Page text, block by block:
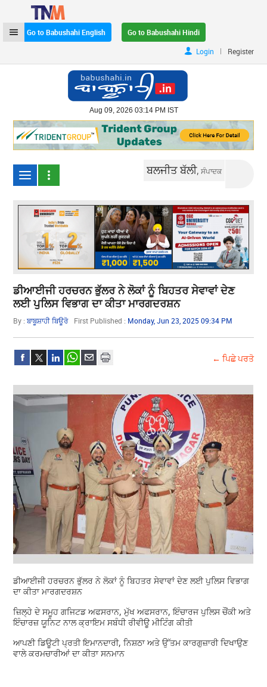
Go to Babushahi English
Go to Babushahi Hindi
Login
| Register
Aug 09, 2026 03:14 PM IST
ਬਲਜੀਤ ਬੱਲੀ,ਸੰਪਾਦਕ
ਡੀਆਈਜੀ ਹਰਚਰਨ ਭੁੱਲਰ ਨੇ ਲੋਕਾਂ ਨੂੰ ਬਿਹਤਰ ਸੇਵਾਵਾਂ ਦੇਣ
ਲਈ ਪੁਲਿਸ ਵਿਭਾਗ ਦਾ ਕੀਤਾ ਮਾਰਗਦਰਸ਼ਨ
By :ਬਾਬੂਸ਼ਾਹੀ ਬਿਊਰੋ First Published : Monday, Jun 23, 2025 09:34 PM
← ਪਿਛੇ ਪਰਤੋ
ਡੀਆਈਜੀ ਹਰਚਰਨ ਭੁੱਲਰ ਨੇ ਲੋਕਾਂ ਨੂੰ ਬਿਹਤਰ ਸੇਵਾਵਾਂ ਦੇਣ ਲਈ ਪੁਲਿਸ ਵਿਭਾਗ
ਦਾ ਕੀਤਾ ਮਾਰਗਦਰਸ਼ਨ
ਜ਼ਿਲ੍ਹੇ ਦੇ ਸਮੂਹ ਗਜਿਟਡ ਅਫਸਰਾਨ, ਮੁੱਖ ਅਫਸਰਾਨ, ਇੰਚਾਰਜ ਪੁਲਿਸ ਚੌਂਕੀ ਅਤੇ
ਇੰਚਾਰਜ਼ ਯੂਨਿਟ ਨਾਲ ਕ੍ਰਾਇਮ ਸਬੰਧੀ ਰੀਵੀਊ ਮੀਟਿੰਗ ਕੀਤੀ
ਆਪਣੀ ਡਿਊਟੀ ਪ੍ਰਤੀ ਇਮਾਨਦਾਰੀ, ਨਿਸ਼ਠਾ ਅਤੇ ਉੱਤਮ ਕਾਰਗੁਜ਼ਾਰੀ ਦਿਖਾਉਣ
ਵਾਲੇ ਕਰਮਚਾਰੀਆਂ ਦਾ ਕੀਤਾ ਸਨਮਾਨ